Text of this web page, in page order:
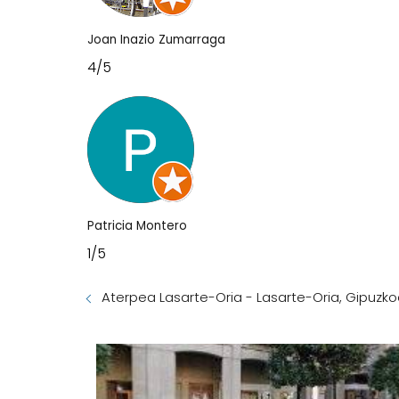
Joan Inazio Zumarraga
4/5
Patricia Montero
1/5
Aterpea Lasarte-Oria - Lasarte-Oria,